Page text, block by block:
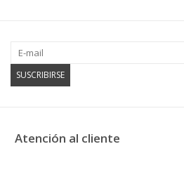
SUSCRIBIRSE
Atención al cliente